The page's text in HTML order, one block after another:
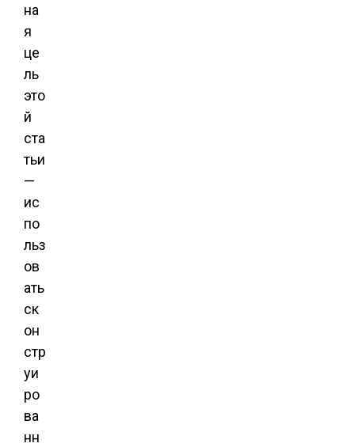
на
я
це
ль
это
й
ста
тьи
—
ис
по
льз
ов
ать
ск
он
стр
уи
ро
ва
нн